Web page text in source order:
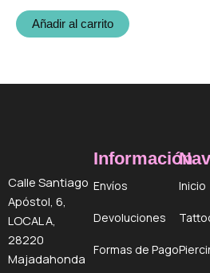
Añadir al carrito
Calle Santiago
Apóstol, 6,
LOCAL A,
28220
Majadahonda
Información
Envíos
Devoluciones
Formas de Pago
Inicio